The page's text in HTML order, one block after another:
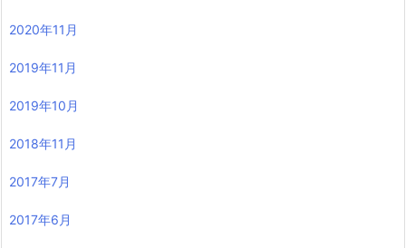
2020年11月
2019年11月
2019年10月
2018年11月
2017年7月
2017年6月